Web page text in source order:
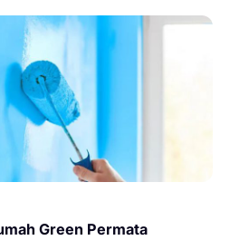
Green Permata